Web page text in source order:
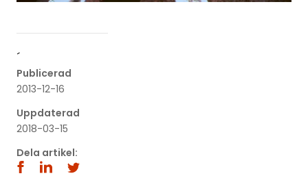
´
Publicerad
2013-12-16
Uppdaterad
2018-03-15
Dela artikel: